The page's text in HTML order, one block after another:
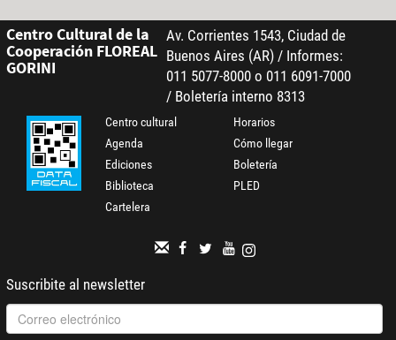
Centro Cultural de la
Cooperación FLOREAL
GORINI
Av. Corrientes 1543, Ciudad de
Buenos Aires (AR) / Informes:
011 5077-8000 o 011 6091-7000
/ Boletería interno 8313
Centro cultural
Agenda
Ediciones
Biblioteca
Cartelera
Horarios
Cómo llegar
Boletería
PLED
Suscribite al newsletter